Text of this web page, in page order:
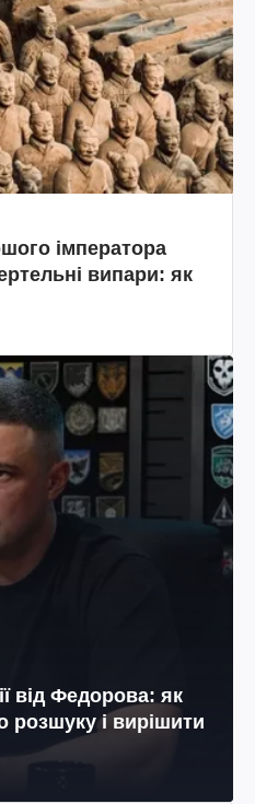
імператора
випари: як
від Федорова: як
розшуку і вирішити